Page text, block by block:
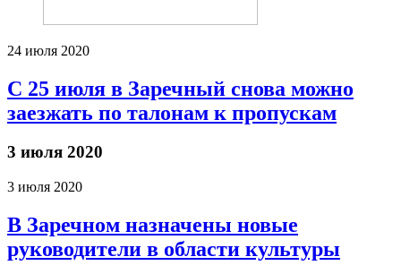
24 июля 2020
С 25 июля в Заречный снова можно
заезжать по талонам к пропускам
3 июля 2020
3 июля 2020
В Заречном назначены новые
руководители в области культуры